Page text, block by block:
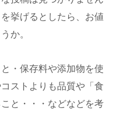
挙げるとしたら、お値
か。
・保存料や添加物を使
ストよりも品質や「食
と・・・などなどを考